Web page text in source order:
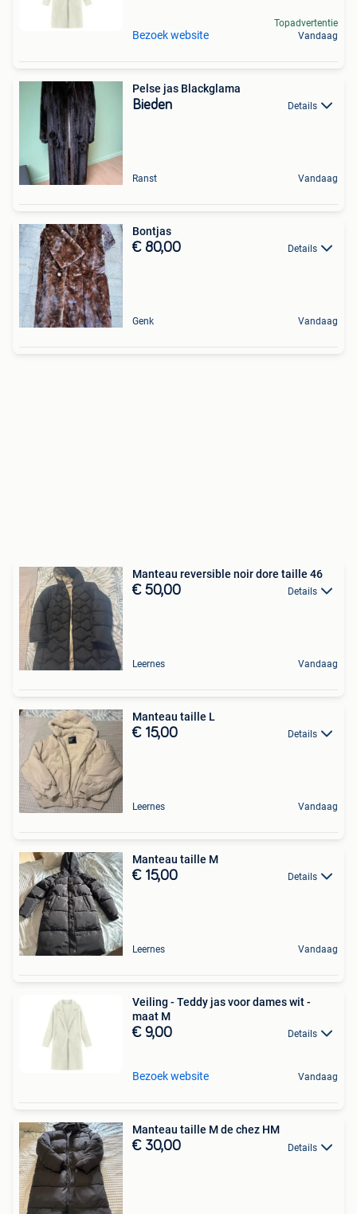
Bezoek website
Topadvertentie
Vandaag
Pelse jas Blackglama
Bieden Details
Ranst Vandaag
Bontjas
€ 80,00 Details
Genk Vandaag
Manteau reversible noir dore taille 46
€ 50,00 Details
Leernes Vandaag
Manteau taille L
€ 15,00 Details
Leernes Vandaag
Manteau taille M
€ 15,00 Details
Leernes Vandaag
Veiling - Teddy jas voor dames wit -
maat M
€ 9,00 Details
Bezoek website Vandaag
Manteau taille M de chez HM
€ 30,00 Details